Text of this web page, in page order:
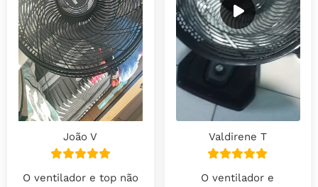
João V
O ventilador e top não
Valdirene T
O ventilador e